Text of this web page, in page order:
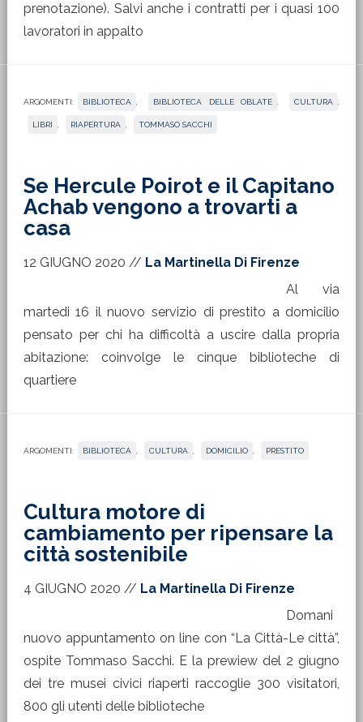
prenotazione). Salvi anche i contratti per i quasi 100
lavoratori in appalto
ARGOMENTI: BIBLIOTECA BIBLIOTECA DELLE OBLATE CULTURA
LIBRI RIAPERTURA TOMMASO SACCHI
Se Hercule Poirot e il Capitano
Achab vengono a trovarti a
casa
12 GIUGNO 2020 // La Martinella Di Firenze
Al via
martedi 16 il nuovo servizio di prestito a domicilio
pensato per chi ha difficoltà a uscire dalla propria
abitazione: coinvolge le cinque biblioteche di
quartiere
ARGOMENTI: BIBLIOTECA CULTURA DOMICILIO PRESTITO
Cultura motore di
cambiamento per ripensare la
città sostenibile
4 GIUGNO 2020 // La Martinella Di Firenze
Domani
nuovo appuntamento on line con “La Città-Le città”,
ospite Tommaso Sacchi. E la prewiew del 2 giugno
dei tre musei civici riaperti raccoglie 300 visitatori,
800 gli utenti delle biblioteche